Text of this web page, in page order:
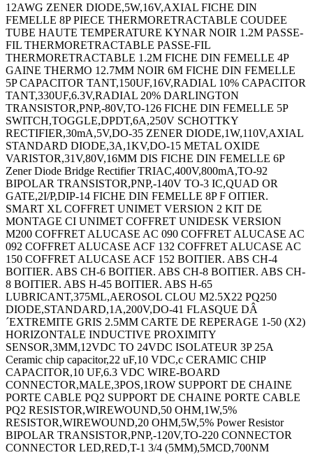
12AWG ZENER DIODE,5W,16V,AXIAL FICHE DIN
FEMELLE 8P PIECE THERMORETRACTABLE COUDEE
TUBE HAUTE TEMPERATURE KYNAR NOIR 1.2M PASSE-
FIL THERMORETRACTABLE PASSE-FIL
THERMORETRACTABLE 1.2M FICHE DIN FEMELLE 4P
GAINE THERMO 12.7MM NOIR 6M FICHE DIN FEMELLE
5P CAPACITOR TANT,150UF,16V,RADIAL 10% CAPACITOR
TANT,330UF,6.3V,RADIAL 20% DARLINGTON
TRANSISTOR,PNP,-80V,TO-126 FICHE DIN FEMELLE 5P
SWITCH,TOGGLE,DPDT,6A,250V SCHOTTKY
RECTIFIER,30mA,5V,DO-35 ZENER DIODE,1W,110V,AXIAL
STANDARD DIODE,3A,1KV,DO-15 METAL OXIDE
VARISTOR,31V,80V,16MM DIS FICHE DIN FEMELLE 6P
Zener Diode Bridge Rectifier TRIAC,400V,800mA,TO-92
BIPOLAR TRANSISTOR,PNP,-140V TO-3 IC,QUAD OR
GATE,2I/P,DIP-14 FICHE DIN FEMELLE 8P F OITIER.
SMART XL COFFRET UNIMET VERSION 2 KIT DE
MONTAGE CI UNIMET COFFRET UNIDESK VERSION
M200 COFFRET ALUCASE AC 090 COFFRET ALUCASE AC
092 COFFRET ALUCASE ACF 132 COFFRET ALUCASE AC
150 COFFRET ALUCASE ACF 152 BOITIER. ABS CH-4
BOITIER. ABS CH-6 BOITIER. ABS CH-8 BOITIER. ABS CH-
8 BOITIER. ABS H-45 BOITIER. ABS H-65
LUBRICANT,375ML,AEROSOL CLOU M2.5X22 PQ250
DIODE,STANDARD,1A,200V,DO-41 FLASQUE DÂ
´EXTREMITE GRIS 2.5MM CARTE DE REPERAGE 1-50 (X2)
HORIZONTALE INDUCTIVE PROXIMITY
SENSOR,3MM,12VDC TO 24VDC ISOLATEUR 3P 25A
Ceramic chip capacitor,22 uF,10 VDC,c CERAMIC CHIP
CAPACITOR,10 UF,6.3 VDC WIRE-BOARD
CONNECTOR,MALE,3POS,1ROW SUPPORT DE CHAINE
PORTE CABLE PQ2 SUPPORT DE CHAINE PORTE CABLE
PQ2 RESISTOR,WIREWOUND,50 OHM,1W,5%
RESISTOR,WIREWOUND,20 OHM,5W,5% Power Resistor
BIPOLAR TRANSISTOR,PNP,-120V,TO-220 CONNECTOR
CONNECTOR LED,RED,T-1 3/4 (5MM),5MCD,700NM